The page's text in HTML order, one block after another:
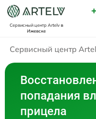
Сервисный центр Artelvв
Ижевске
Сервисный центр
попадания
прицела